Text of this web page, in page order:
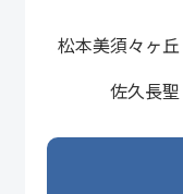
松本美須々ヶ丘
佐久長聖